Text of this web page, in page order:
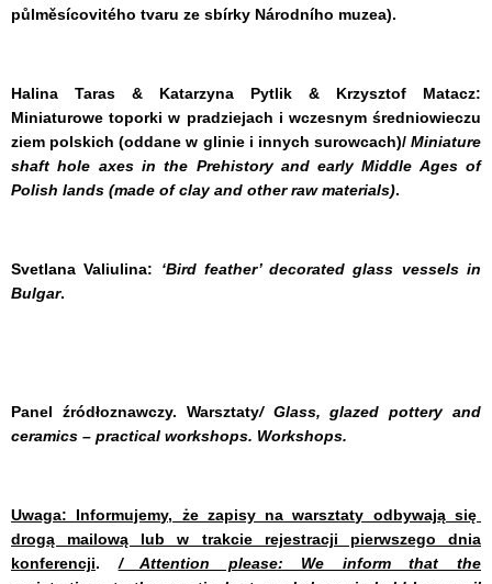
půlměsícovitého tvaru ze sbírky Národního muzea).
Halina Taras & Katarzyna Pytlik & Krzysztof Matacz:
Miniaturowe toporki w pradziejach i wczesnym średniowieczu
ziem polskich (oddane w glinie i innych surowcach)/ Miniature
shaft hole axes in the Prehistory and early Middle Ages of
Polish lands (made of clay and other raw materials).
Svetlana Valiulina:
‘Bird feather’ decorated glass vessels in
Bulgar.
Panel źródłoznawczy. Warsztaty/ Glass, glazed pottery and
ceramics – practical workshops. Workshops.
Uwaga: Informujemy, że zapisy na warsztaty odbywają się
drogą mailową lub w trakcie rejestracji pierwszego dnia
konferencji. / Attention please: We inform that the